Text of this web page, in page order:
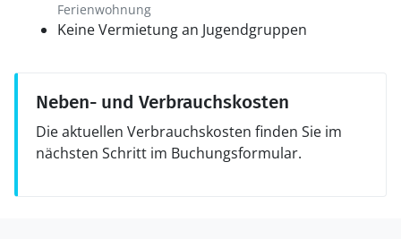
Ferienwohnung
Keine Vermietung an Jugendgruppen
Neben- und Verbrauchskosten
Die aktuellen Verbrauchskosten finden Sie im
nächsten Schritt im Buchungsformular.